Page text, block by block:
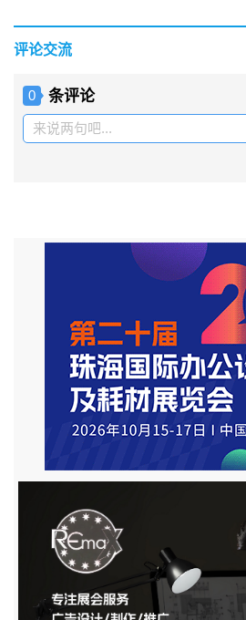
评论交流
0 条评论
来说两句吧...